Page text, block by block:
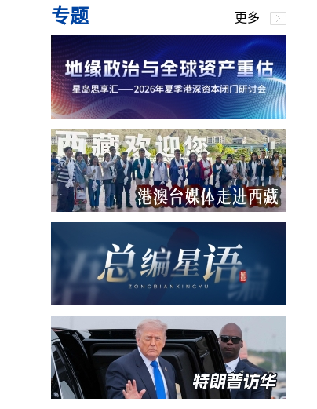
专题 更多